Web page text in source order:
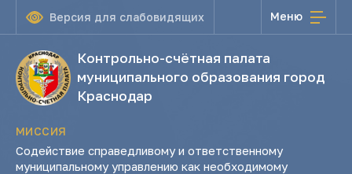
Версия для слабовидящих Меню
Контрольно-счётная палата
муниципального образования город
Краснодар
МИССИЯ
Содействие справедливому и ответственному
муниципальному управлению как необходимому